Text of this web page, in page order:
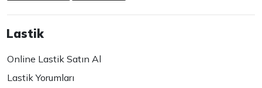
Lastik
Online Lastik Satın Al
Lastik Yorumları